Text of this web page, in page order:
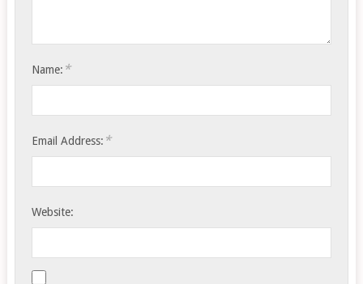
Name: *
Email Address: *
Website: